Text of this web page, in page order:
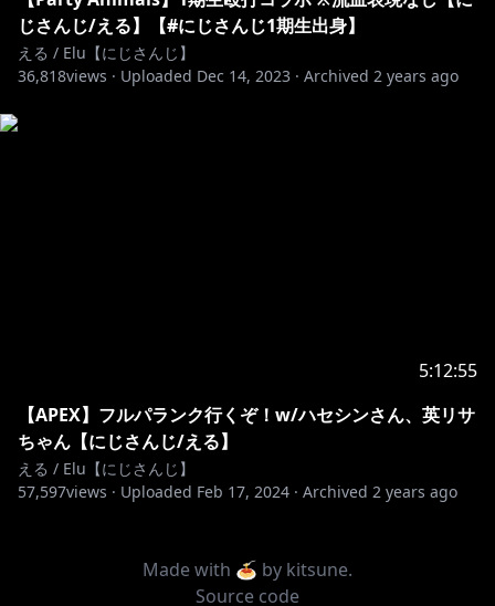
じさんじ/える】【#にじさんじ1期生出身】
える / Elu【にじさんじ】
36,818views · Uploaded Dec 14, 2023 · Archived 2 years ago
5:12:55
【APEX】フルパランク行くぞ！w/ハセシンさん、英リサ
ちゃん【にじさんじ/える】
える / Elu【にじさんじ】
57,597views · Uploaded Feb 17, 2024 · Archived 2 years ago
Made with 🍝 by kitsune.
Source code